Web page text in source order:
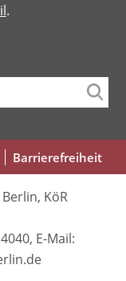
.
Barrierefreiheit
KöR
E-Mail: